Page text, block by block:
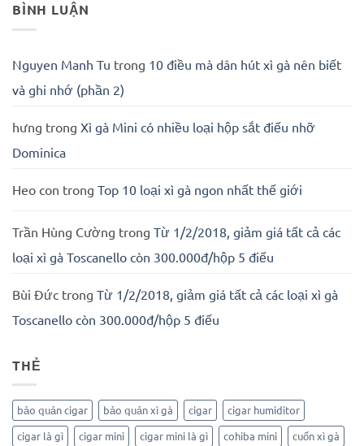
BÌNH LUẬN
Nguyen Manh Tu trong 10 điều mà dân hút xì gà nên biết
và ghi nhớ (phần 2)
hưng trong Xì gà Mini có nhiều loại hộp sắt điếu nhỡ
Dominica
Heo con trong Top 10 loại xì gà ngon nhất thế giới
Trần Hùng Cường trong Từ 1/2/2018, giảm giá tất cả các
loại xì gà Toscanello còn 300.000đ/hộp 5 điếu
Bùi Đức trong Từ 1/2/2018, giảm giá tất cả các loại xì gà
Toscanello còn 300.000đ/hộp 5 điếu
THẺ
bảo quản cigar bảo quản xì gà cigar
cigar humiditor
cigar là gì
cigar mini cigar mini là gì cohiba mini
cuốn xì gà